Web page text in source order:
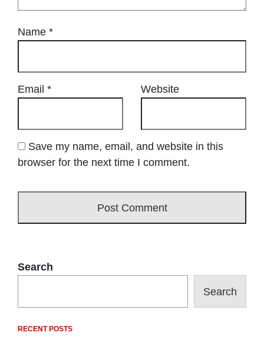
Name *
Email * Website
Save my name, email, and website in this
browser for the next time I comment.
Search
Search
RECENT POSTS